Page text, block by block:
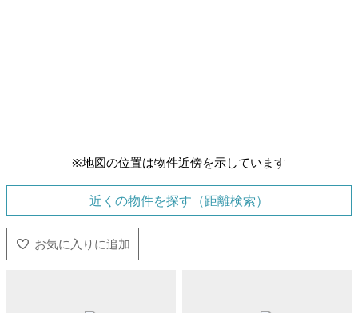
※地図の位置は物件近傍を示しています
近くの物件を探す（距離検索）